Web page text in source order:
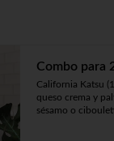
Combo para
California Katsu
queso crema y
sésamo o